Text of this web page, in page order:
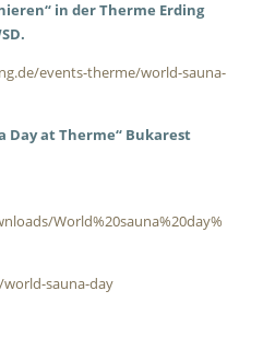
in der Therme Erding
events-therme/world-sauna-
Day at Therme“ Bukarest
World%20sauna%20day%
sauna-day